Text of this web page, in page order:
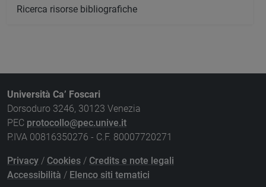
Ricerca risorse bibliografiche
Università Ca’ Foscari
Dorsoduro 3246, 30123 Venezia
PEC protocollo@pec.unive.it
P.IVA 00816350276 - C.F. 80007720271
Privacy / Cookies / Credits e note legali
Accessibilità / Elenco siti tematici